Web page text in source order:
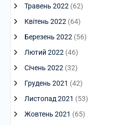
Травень 2022 (62)
Квітень 2022 (64)
Березень 2022 (56)
Лютий 2022 (46)
Січень 2022 (32)
Грудень 2021 (42)
Листопад 2021 (53)
Жовтень 2021 (65)